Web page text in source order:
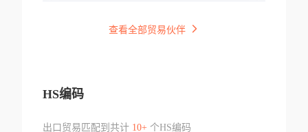
查看全部贸易伙伴
HS编码
出口贸易匹配到共计 10+个HS编码